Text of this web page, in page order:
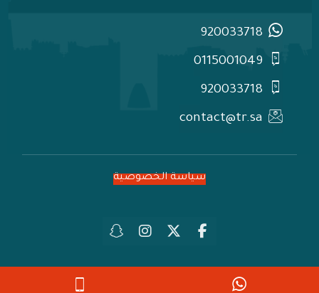
920033718
0115001049
920033718
contact@tr.sa
سياسة الخصوصية